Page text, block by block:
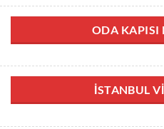
ODA KAPISI
İSTANBUL